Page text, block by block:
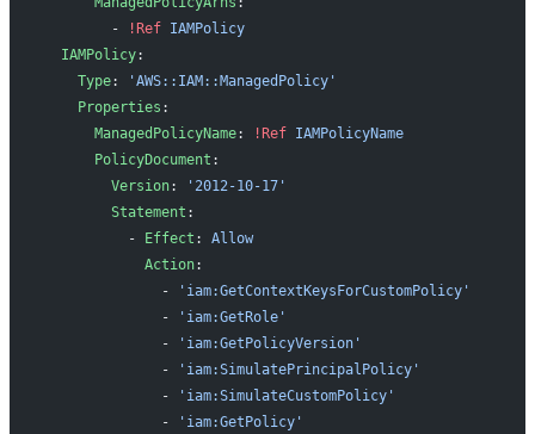
        -
!Ref IAMPolicy
  IAMPolicy
:
    Type
:
'AWS::IAM::ManagedPolicy'
    Properties
:
      ManagedPolicyName
: !Ref IAMPolicyName
      PolicyDocument
:
        Version
:
'2012-10-17'
        Statement
:
          -
Effect : Allow
            Action
:
              -
'iam:GetContextKeysForCustomPolicy'
              -
'iam:GetRole'
              -
'iam:GetPolicyVersion'
              -
'iam:SimulatePrincipalPolicy'
              -
'iam:SimulateCustomPolicy'
              -
'iam:GetPolicy'